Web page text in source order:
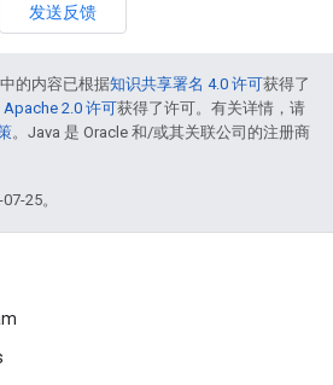
发送反馈
的内容已根据知识共享署名 4.0 许可获得了
Apache 2.0 许可获得了许可。有关详情，请
。Java 是 Oracle 和/或其关联公司的注册商
25。